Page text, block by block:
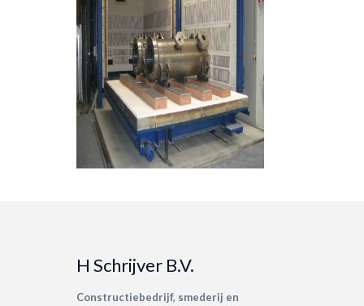
H Schrijver B.V.
Constructiebedrijf, smederij en